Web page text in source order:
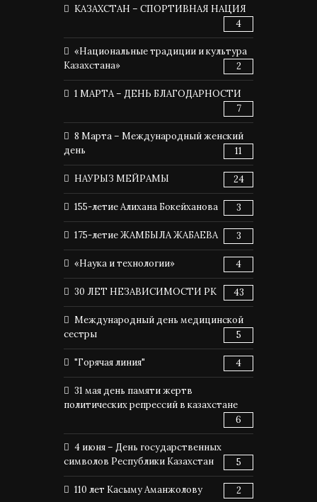
КАЗАХСТАН – СПОРТИВНАЯ НАЦИЯ
4
«Национальные традиции и культура
Казахстана»
2
1 МАРТА – ДЕНЬ БЛАГОДАРНОСТИ
7
8 Марта – Международный женский
день
11
НАУРЫЗ МЕЙРАМЫ 24
155-летие Алихана Бокейханова 3
175-летие ЖАМБЫЛА ЖАБАЕВА 3
«Наука и технологии» 4
30 ЛЕТ НЕЗАВИСИМОСТИ РК 43
Международный день медицинской
сестры
5
"Горячая линия" 4
31 мая день памяти жертв
политических репрессий в казахстане
6
4 июня – День государственных
символов Республики Казахстан
5
110 лет Касыму Аманжолову 2